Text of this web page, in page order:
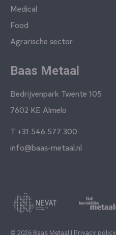
Medical
Food
Agrarische sector
Baas Metaal
Bedrijvenpark Twente 105
7602 KE Almelo
T +31 546 577 300
info@baas-metaal.nl
© 2026 Baas Metaal | Privacy policy